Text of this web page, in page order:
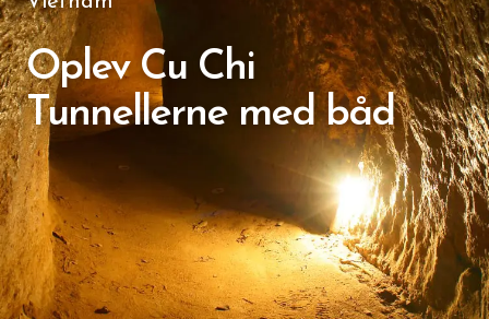
Oplev Cu Chi
Tunnellerne med båd